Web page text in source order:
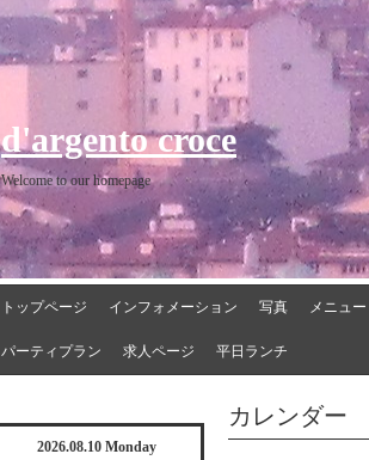
d'argento croce
Welcome to our homepage
トップページ インフォメーション 写真 メニュー
パーティプラン 求人ページ 平日ランチ
カレンダー
2026.08.10 Monday